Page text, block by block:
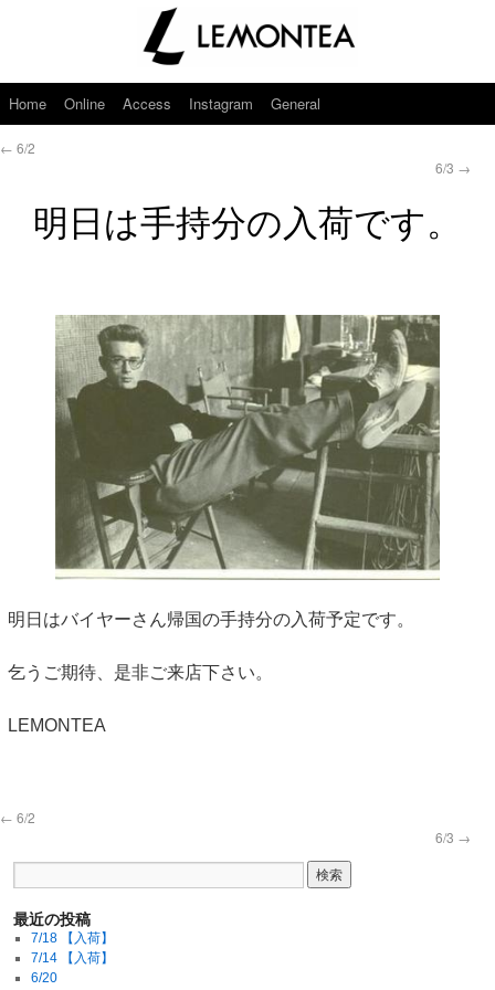
Home Online Access Instagram General
← 6/2
6/3 →
明日は手持分の入荷です。
明日はバイヤーさん帰国の手持分の入荷予定です。
乞うご期待、是非ご来店下さい。
LEMONTEA
← 6/2
6/3 →
最近の投稿
7/18 【入荷】
7/14 【入荷】
6/20